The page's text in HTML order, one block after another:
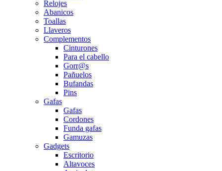
Relojes
Abanicos
Toallas
Llaveros
Complementos
Cinturones
Para el cabello
Gorr@s
Pañuelos
Bufandas
Pins
Gafas
Gafas
Cordones
Funda gafas
Gamuzas
Gadgets
Escritorio
Altavoces